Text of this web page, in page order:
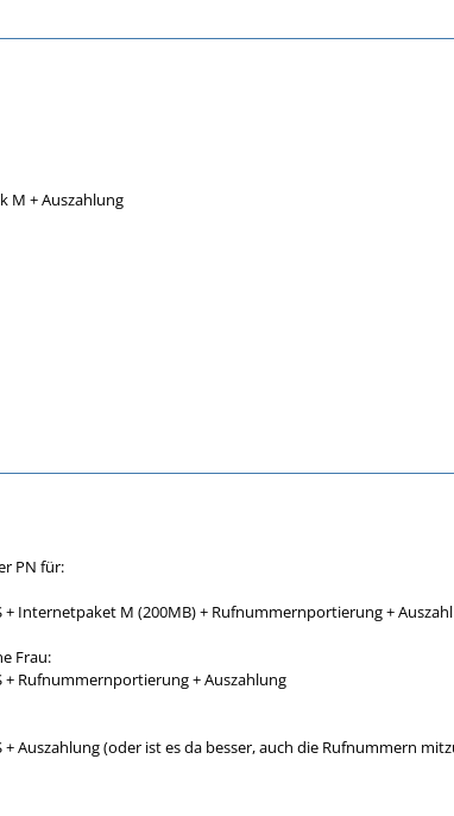
M + Auszahlung
PN für:
+ Internetpaket M (200MB) + Rufnummernportierung +
Frau:
+ Rufnummernportierung + Auszahlung
+ Auszahlung (oder ist es da besser, auch die Rufnummern